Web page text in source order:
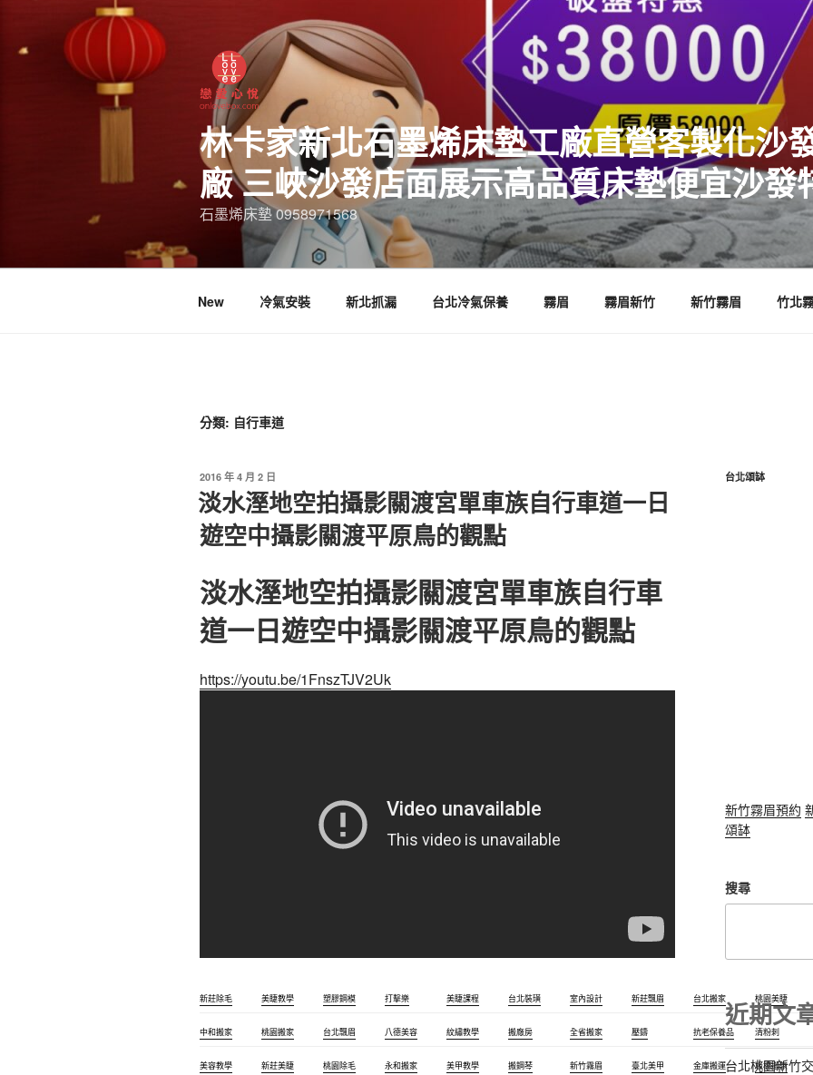
林卡家新北石墨烯床墊工廠直營客製化沙
廠 三峽沙發店面展示高品質床墊便宜沙發
石墨烯床墊 0958971568
New 冷氣安裝 新北抓漏 台北冷氣保養 霧眉 霧眉新竹 新竹霧眉 竹北
分類: 自行車道
2016 年 4 月 2 日
淡水溼地空拍攝影關渡宮單車族自行車道一日
遊空中攝影關渡平原鳥的觀點
淡水溼地空拍攝影關渡宮單車族自行車
道一日遊空中攝影關渡平原鳥的觀點
https://youtu.be/1FnszTJV2Uk
新莊除毛 美睫教學 塑膠鋼模 打擊樂 美睫課程 台北裝璜 室內設計 新莊飄眉 台北搬家 桃園美睫
中和搬家 桃園搬家 台北飄眉 八德美容 紋繡教學 搬廠房 全省搬家 壓鑄 抗老保養品 清粉刺
美容教學 新莊美睫 桃園除毛 永和搬家 美甲教學 搬鋼琴 新竹霧眉 臺北美甲 金庫搬運 板橋搬家
台北頌缽
新竹霧眉預約
頌缽
搜尋
近期文
台北桃園新竹